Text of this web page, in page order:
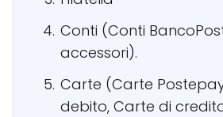
Conti (Conti
accessori).
Carte (Carte
debito, Carte di